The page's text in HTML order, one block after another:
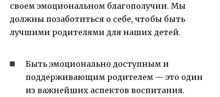
своем эмоциональном благополучии. Мы
должны позаботиться о себе, чтобы быть
лучшими родителями для наших детей.
Быть эмоционально доступным и
поддерживающим родителем — это один
из важнейших аспектов воспитания.